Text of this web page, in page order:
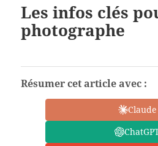
Les infos clés
photographe
Résumer cet article avec :
Claude